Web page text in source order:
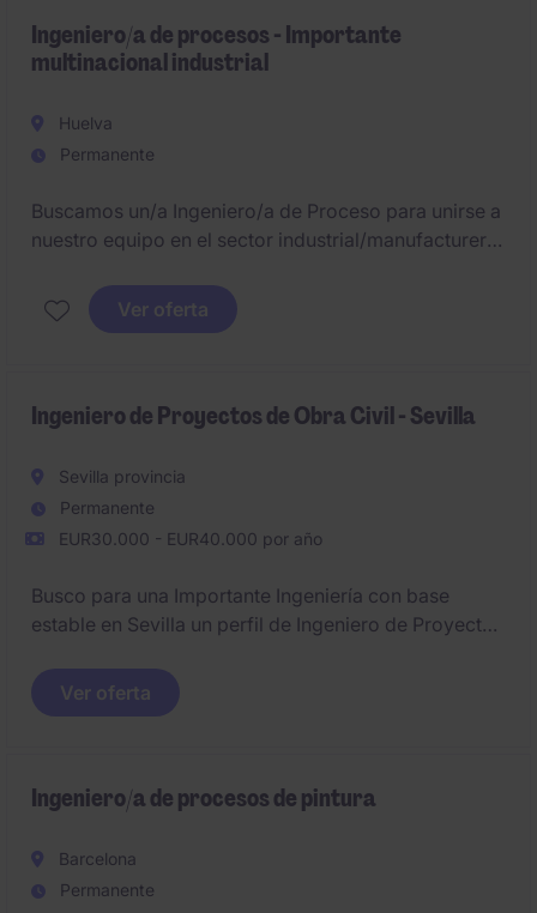
Ingeniero/a de procesos - Importante
multinacional industrial
Huelva
Permanente
Buscamos un/a Ingeniero/a de Proceso para unirse a
nuestro equipo en el sector industrial/manufacturero.
Ver oferta
Ingeniero de Proyectos de Obra Civil - Sevilla
Sevilla provincia
Permanente
EUR30.000 - EUR40.000 por año
Busco para una Importante Ingeniería con base
estable en Sevilla un perfil de Ingeniero de Proyectos
técnico para dar apoyo a los proyectos en la fase de
estudio, redacción de proyectos.
Ver oferta
Ingeniero/a de procesos de pintura
Barcelona
Permanente